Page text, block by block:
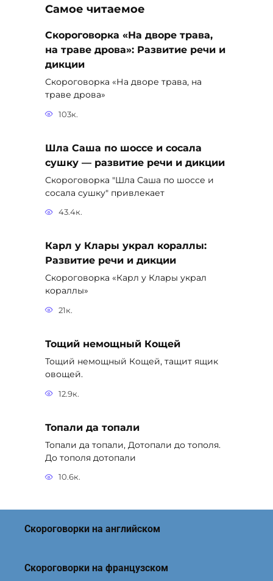
Самое читаемое
Скороговорка «На дворе трава,
на траве дрова»: Развитие речи и
дикции
Скороговорка «На дворе трава, на
траве дрова»
103к.
Шла Саша по шоссе и сосала
сушку — развитие речи и дикции
Скороговорка "Шла Саша по шоссе и
сосала сушку" привлекает
43.4к.
Карл у Клары украл кораллы:
Развитие речи и дикции
Скороговорка «Карл у Клары украл
кораллы»
21к.
Тощий немощный Кощей
Тощий немощный Кощей, тащит ящик
овощей.
12.9к.
Топали да топали
Топали да топали, Дотопали до тополя.
До тополя дотопали
10.6к.
Скороговорки на английском
Скороговорки на французском